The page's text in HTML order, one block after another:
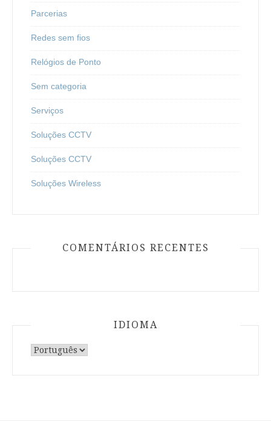
Parcerias
Redes sem fios
Relógios de Ponto
Sem categoria
Serviços
Soluções CCTV
Soluções CCTV
Soluções Wireless
COMENTÁRIOS RECENTES
IDIOMA
Escolha